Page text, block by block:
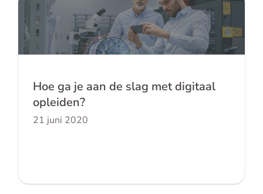
Hoe ga je aan de slag met digitaal
opleiden?
Hoe ga je aan de slag met digitaal
opleiden?
21 juni 2020